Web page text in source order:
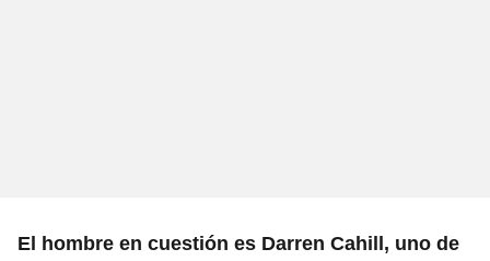
El hombre en cuestión es Darren Cahill, uno de